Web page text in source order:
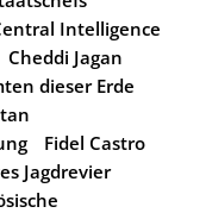
Intelligence
Cheddi Jagan
dieser Erde
Fidel Castro
Jagdrevier